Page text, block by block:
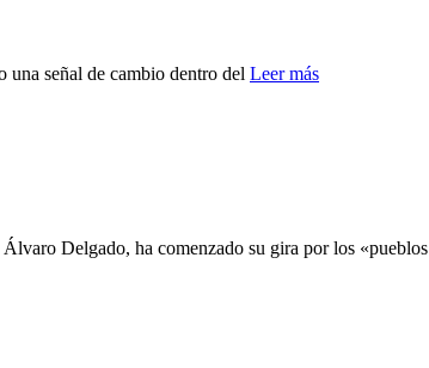
una señal de cambio dentro del Leer más
Delgado, ha comenzado su gira por los «pueblos